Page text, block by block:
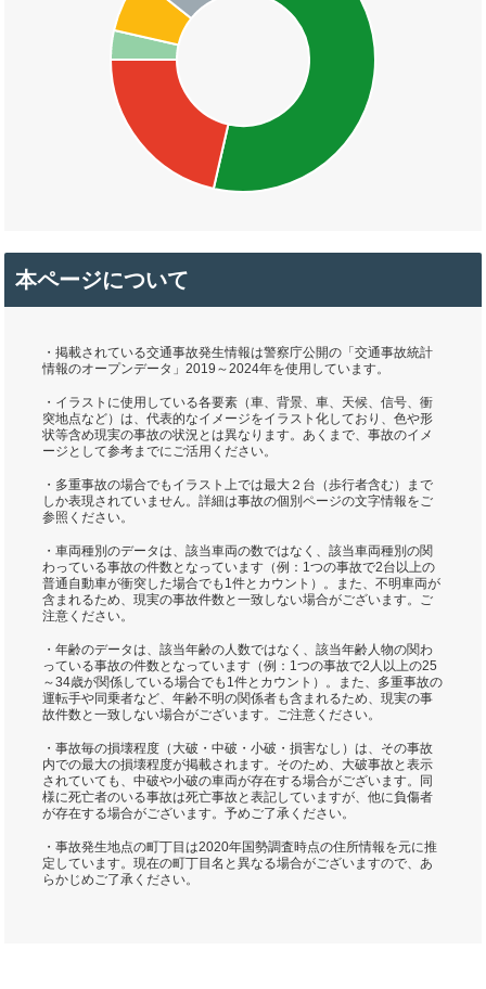
本ページについて
・掲載されている交通事故発生情報は警察庁公開の「交通事故統計
情報のオープンデータ」2019～2024年を使用しています。
・イラストに使用している各要素（車、背景、車、天候、信号、衝
突地点など）は、代表的なイメージをイラスト化しており、色や形
状等含め現実の事故の状況とは異なります。あくまで、事故のイメ
ージとして参考までにご活用ください。
・多重事故の場合でもイラスト上では最大２台（歩行者含む）まで
しか表現されていません。詳細は事故の個別ページの文字情報をご
参照ください。
・車両種別のデータは、該当車両の数ではなく、該当車両種別の関
わっている事故の件数となっています（例：1つの事故で2台以上の
普通自動車が衝突した場合でも1件とカウント）。また、不明車両が
含まれるため、現実の事故件数と一致しない場合がございます。ご
注意ください。
・年齢のデータは、該当年齢の人数ではなく、該当年齢人物の関わ
っている事故の件数となっています（例：1つの事故で2人以上の25
～34歳が関係している場合でも1件とカウント）。また、多重事故の
運転手や同乗者など、年齢不明の関係者も含まれるため、現実の事
故件数と一致しない場合がございます。ご注意ください。
・事故毎の損壊程度（大破・中破・小破・損害なし）は、その事故
内での最大の損壊程度が掲載されます。そのため、大破事故と表示
されていても、中破や小破の車両が存在する場合がございます。同
様に死亡者のいる事故は死亡事故と表記していますが、他に負傷者
が存在する場合がございます。予めご了承ください。
・事故発生地点の町丁目は2020年国勢調査時点の住所情報を元に推
定しています。現在の町丁目名と異なる場合がございますので、あ
らかじめご了承ください。